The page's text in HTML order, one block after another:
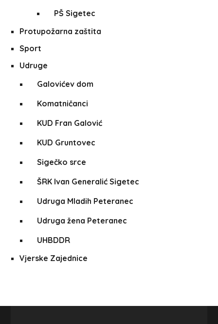
PŠ Sigetec
Protupožarna zaštita
Sport
Udruge
Galovićev dom
Komatničanci
KUD Fran Galović
KUD Gruntovec
Sigečko srce
ŠRK Ivan Generalić Sigetec
Udruga Mladih Peteranec
Udruga žena Peteranec
UHBDDR
Vjerske Zajednice